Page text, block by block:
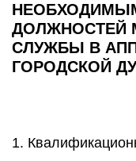
ДОЛЖНОСТЕЙ
СЛУЖБЫ В
ГОРОДСКОЙ
1.